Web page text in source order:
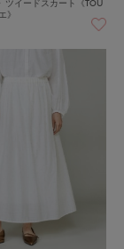
》